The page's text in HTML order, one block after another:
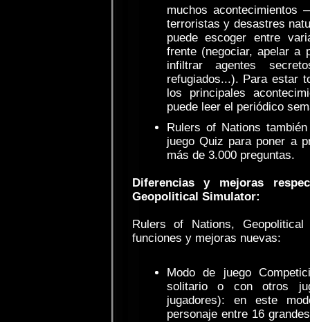
muchos acontecimientos
terroristas y desastres
puede escoger entre
frente (negociar, apelar a
infiltrar agentes
refugiados...). Para estar
los principales
puede leer el periódico
Rulers of Nations
juego Quiz para poner a
más de 3.000 preguntas.
Diferencias y mejoras
Geopolitical Simulator:
Rulers of Nations,
funciones y mejoras nuevas:
Modo de juego
solitario o con otros
jugadores): en este
personaje entre 16